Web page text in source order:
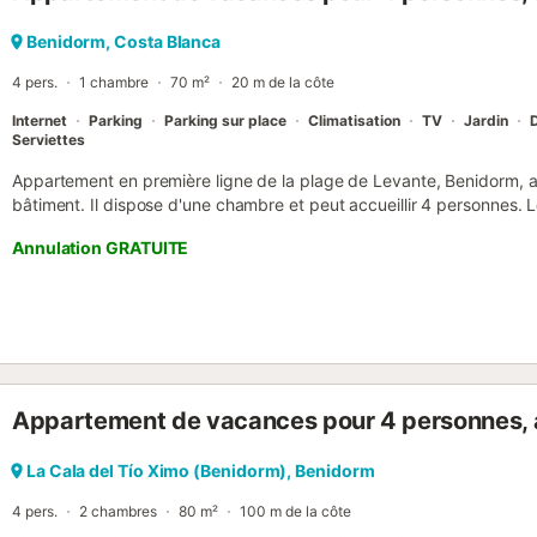
Benidorm, Costa Blanca
4 pers. 1 chambre 70 m² 20 m de la côte
Internet Parking Parking sur place Climatisation TV Jardin
Serviettes
Appartement en première ligne de la plage de Levante, Benidorm,
bâtiment. Il dispose d'une chambre et peut accueillir 4 personnes.
Internet (wifi), de la climatisation dans tout le logement, du
communautaire saisonnière, d'un court de tennis, d'un parking
télévision Smart TV, d'un fer à repasser et d'un sèche-cheveux.
équipée d'un réfrigérateur, d'un lave-linge, d'un micro-ondes, d'un
vaisselle/couverts, d'ustensiles/cuisine, d'une cafetière
est retenue sur carte de crédit/débit comme garantie, ou en
locations de courte durée :
Annulation GRATUITE
Appartement de vacances pour 4 personnes,
La Cala del Tío Ximo (Benidorm), Benidorm
4 pers. 2 chambres 80 m² 100 m de la côte